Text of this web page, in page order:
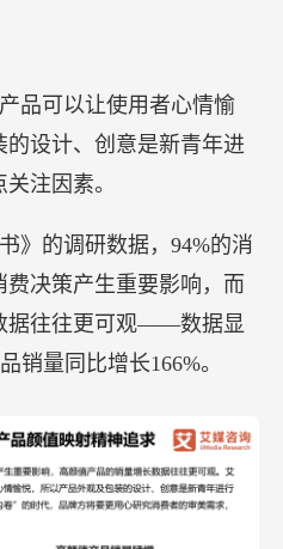
品可以让使用者心情愉
设计、创意是新青年进
注因素。
》的调研数据，94%的消
决策产生重要影响，而
据往往更可观——数据显
销量同比增长166%。